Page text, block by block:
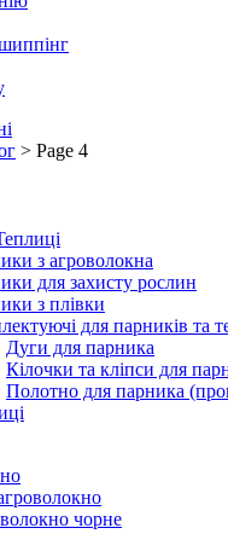
> Page 4
з агроволокна
для захисту рослин
з плівки
для парників та
Дуги для парника
Кілочки та кліпси для
Полотно для парника
чорне